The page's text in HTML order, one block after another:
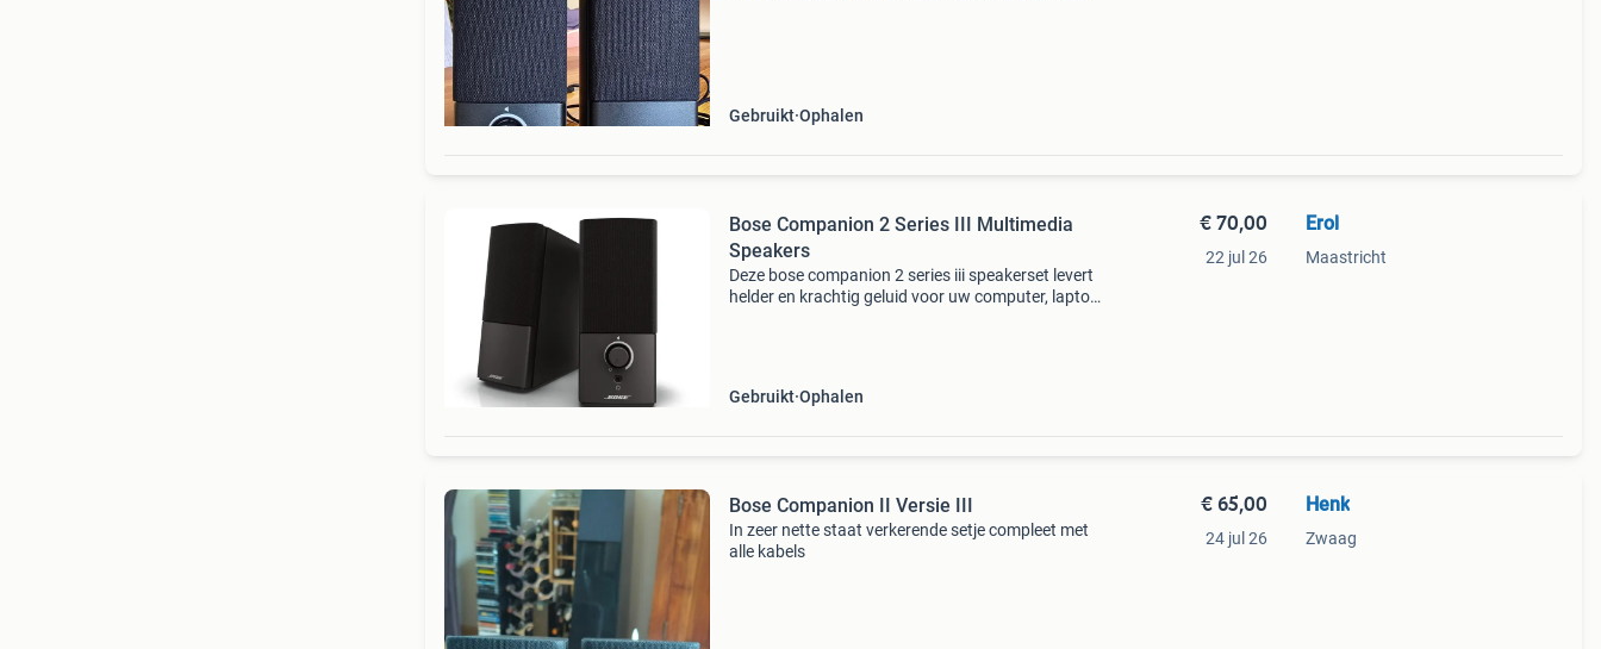
Gebruikt Ophalen
Bose Companion 2 Series III Multimedia
Speakers
Deze bose companion 2 series iii speakerset levert
helder en krachtig geluid voor uw computer, laptop
Gebruikt Ophalen
€ 70,00
22 jul 26
Erol
Maastricht
Bose Companion II Versie III
In zeer nette staat verkerende setje compleet met
alle kabels
€ 65,00
24 jul 26
Henk
Zwaag